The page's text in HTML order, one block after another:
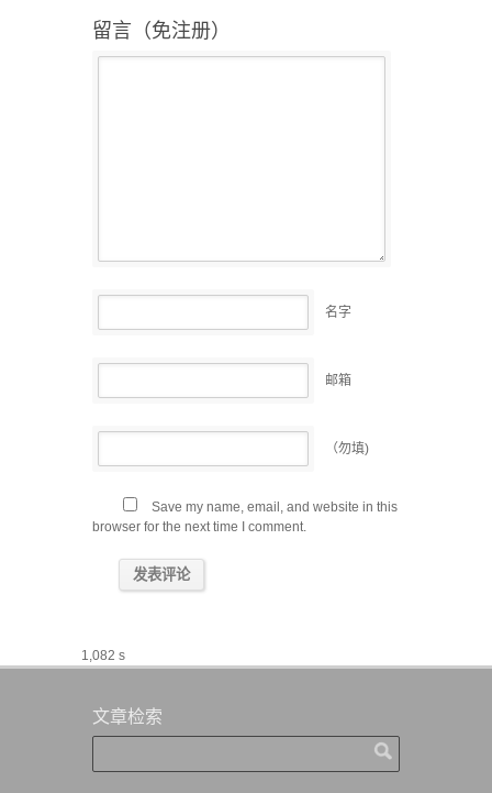
留言（免注册）
名字
邮箱
（勿填)
Save my name, email, and website in this
browser for the next time I comment.
1,082 s
文章检索